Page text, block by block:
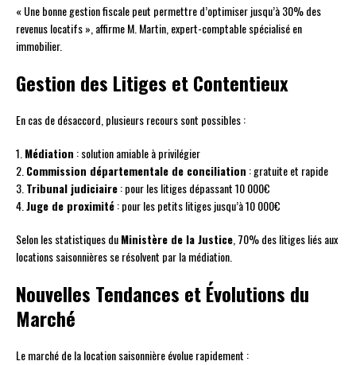
« Une bonne gestion fiscale peut permettre d’optimiser jusqu’à 30% des
revenus locatifs », affirme M. Martin, expert-comptable spécialisé en
immobilier.
Gestion des Litiges et Contentieux
En cas de désaccord, plusieurs recours sont possibles :
1.Médiation : solution amiable à privilégier
2.Commission départementale de conciliation : gratuite et rapide
3.Tribunal judiciaire: pour les litiges dépassant 10 000€
4.Juge de proximité: pour les petits litiges jusqu’à 10 000€
Selon les statistiques duMinistère de la Justice, 70% des litiges liés aux
locations saisonnières se résolvent par la médiation.
Nouvelles Tendances et Évolutions du
Marché
Le marché de la location saisonnière évolue rapidement :